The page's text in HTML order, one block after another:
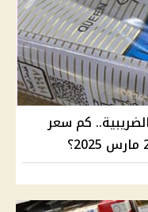
كم سعر